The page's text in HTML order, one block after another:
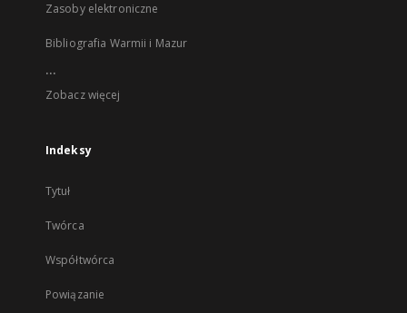
Zasoby elektroniczne
Bibliografia Warmii i Mazur
...
Zobacz więcej
Indeksy
Tytuł
Twórca
Współtwórca
Powiązanie